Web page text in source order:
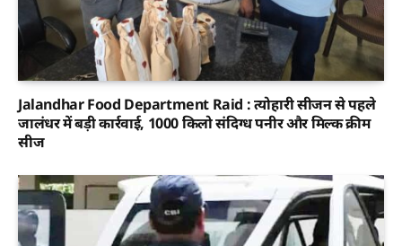
Jalandhar Food Department Raid : त्योहारी सीजन से पहले
जालंधर में बड़ी कार्रवाई, 1000 किलो संदिग्ध पनीर और मिल्क क्रीम
सीज